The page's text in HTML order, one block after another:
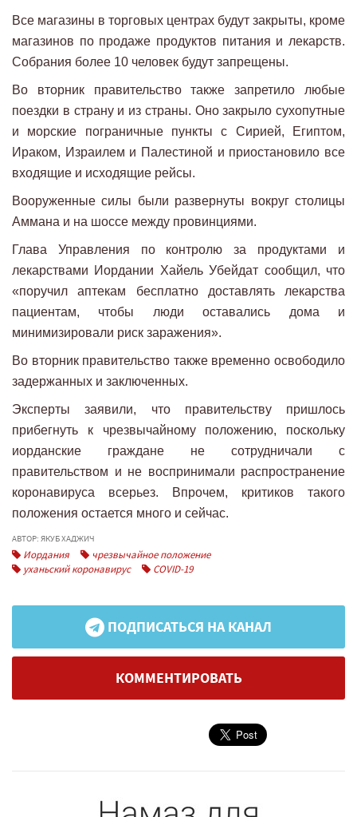
Все магазины в торговых центрах будут закрыты, кроме
магазинов по продаже продуктов питания и лекарств.
Собрания более 10 человек будут запрещены.
Во вторник правительство также запретило любые
поездки в страну и из страны. Оно закрыло сухопутные
и морские пограничные пункты с Сирией, Египтом,
Ираком, Израилем и Палестиной и приостановило все
входящие и исходящие рейсы.
Вооруженные силы были развернуты вокруг столицы
Аммана и на шоссе между провинциями.
Глава Управления по контролю за продуктами и
лекарствами Иордании Хайель Убейдат сообщил, что
«поручил аптекам бесплатно доставлять лекарства
пациентам, чтобы люди оставались дома и
минимизировали риск заражения».
Во вторник правительство также временно освободило
задержанных и заключенных.
Эксперты заявили, что правительству пришлось
прибегнуть к чрезвычайному положению, поскольку
иорданские граждане не сотрудничали с
правительством и не воспринимали распространение
коронавируса всерьез. Впрочем, критиков такого
положения остается много и сейчас.
АВТОР: ЯКУБ ХАДЖИЧ
Иордания
чрезвычайное положение
уханьский коронавирус
COVID-19
ПОДПИСАТЬСЯ НА КАНАЛ
КОММЕНТИРОВАТЬ